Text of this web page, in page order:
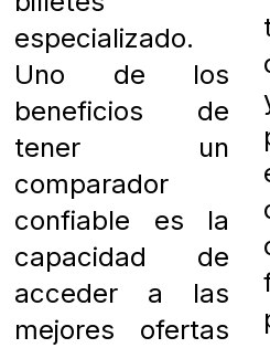
especializado.
Uno de los
beneficios de
tener un
comparador
confiable es la
capacidad de
acceder a las
mejores ofertas